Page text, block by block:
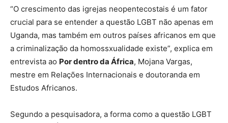
“O crescimento das igrejas neopentecostais é um fator
crucial para se entender a questão LGBT não apenas em
Uganda, mas também em outros países africanos em que
a criminalização da homossxualidade existe”, explica em
entrevista ao Por dentro da África, Mojana Vargas,
mestre em Relações Internacionais e doutoranda em
Estudos Africanos.
Segundo a pesquisadora, a forma como a questão LGBT